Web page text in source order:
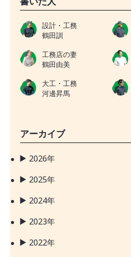
設計・工務
鶴田訓
工務店の妻
鶴田由美
大工・工務
河邊昇馬
アーカイブ
2026年
2025年
2024年
2023年
2022年